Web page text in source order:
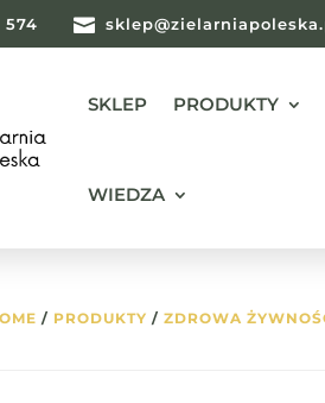
574 
SKLEP PRODUKTY
WIEDZA
/ PRODUKTY /ZDROWA